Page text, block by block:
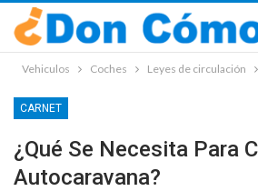
Vehiculos Coches Leyes de circulación
CARNET
¿Qué Se Necesita Para
Autocaravana?